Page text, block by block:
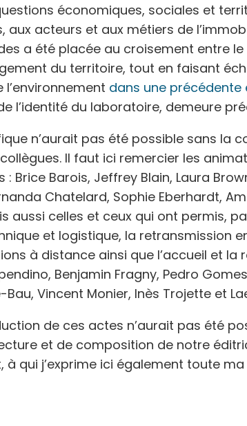
économiques, sociales et
acteurs et aux métiers de
a été placée au croisement entre
du territoire, tout en faisant
dans une précédente
l’identité du laboratoire, demeure
n’aurait pas été possible sans la
Il faut ici remercier les
Brice Barois, Jeffrey Blain, Laura
Chatelard, Sophie Eberhardt,
aussi celles et ceux qui ont permis,
et logistique, la retransmission
à distance ainsi que l’accueil et la
Benjamin Fragny, Pedro
Bau, Vincent Monier, Inès Trojette et
de ces actes n’aurait pas été
et de composition de notre
à qui j’exprime ici également toute